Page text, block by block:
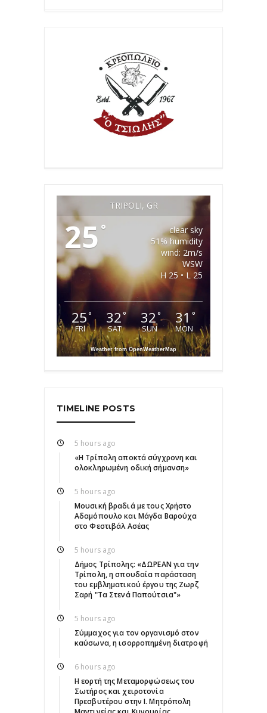
TRIPOLI, GR
25 °
clear sky
51% humidity
wind: 2m/s
WSW
H 25 • L 25
25°
FRI
32°
SAT
32°
SUN
31 °
MON
Weather from OpenWeatherMap
TIMELINE POSTS
5 hours ago
«Η Τρίπολη αποκτά σύγχρονη και
ολοκληρωμένη οδική σήμανση»
5 hours ago
Μουσική βραδιά με τους Χρήστο
Αδαμόπουλο και Μάγδα Βαρούχα
στο Φεστιβάλ Ασέας
5 hours ago
Δήμος Τρίπολης: «ΔΩΡΕΑΝ για την
Τρίπολη, η σπουδαία παράσταση
του εμβληματικού έργου της Ζωρζ
Σαρή "Τα Στενά Παπούτσια"»
5 hours ago
Σύμμαχος για τον οργανισμό στον
καύσωνα, η ισορροπημένη διατροφή
6 hours ago
Η εορτή της Μεταμορφώσεως του
Σωτήρος και χειροτονία
Πρεσβυτέρου στην Ι. Μητρόπολη